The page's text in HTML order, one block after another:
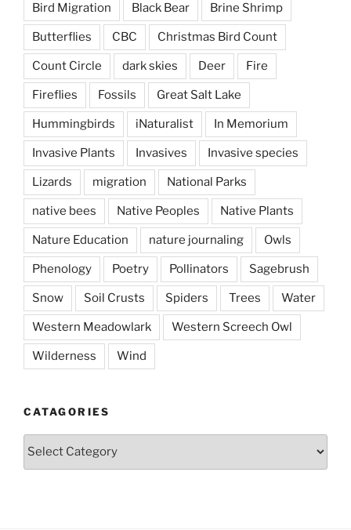
Bird Migration Black Bear Brine Shrimp
Butterflies CBC Christmas Bird Count
Count Circle dark skies Deer Fire
Fireflies Fossils Great Salt Lake
Hummingbirds iNaturalist In Memorium
Invasive Plants Invasives Invasive species
Lizards migration National Parks
native bees Native Peoples Native Plants
Nature Education nature journaling Owls
Phenology Poetry Pollinators Sagebrush
Snow Soil Crusts Spiders Trees Water
Western Meadowlark Western Screech Owl
Wilderness Wind
CATAGORIES
Catagories